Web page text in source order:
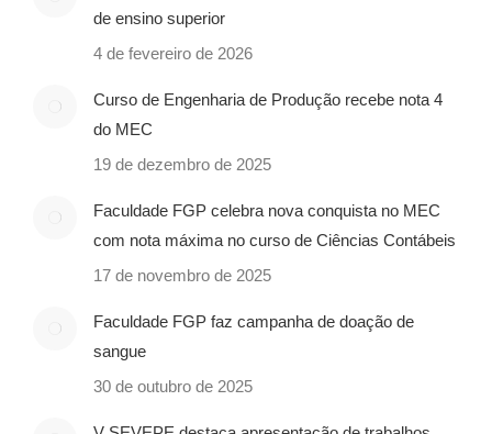
de ensino superior
4 de fevereiro de 2026
Curso de Engenharia de Produção recebe nota 4
do MEC
19 de dezembro de 2025
Faculdade FGP celebra nova conquista no MEC
com nota máxima no curso de Ciências Contábeis
17 de novembro de 2025
Faculdade FGP faz campanha de doação de
sangue
30 de outubro de 2025